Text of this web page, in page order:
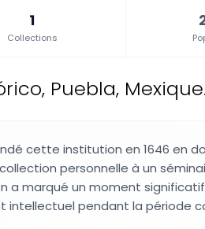
1
Collections
Puebla, Mexique.
cette institution en 1646 en
personnelle à un
a marqué un moment
intellectuel pendant la période